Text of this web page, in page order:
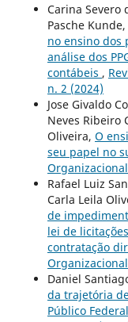
Carina Severo
Pasche
no ensino dos
análise dos
contábeis ,
n. 2 (2024)
Jose Givaldo
Neves Ribeiro
Oliveira, O
seu papel no
Rafael Luiz
Carla Leila
de
lei de
contratação
Daniel
da trajetória
Público Federal